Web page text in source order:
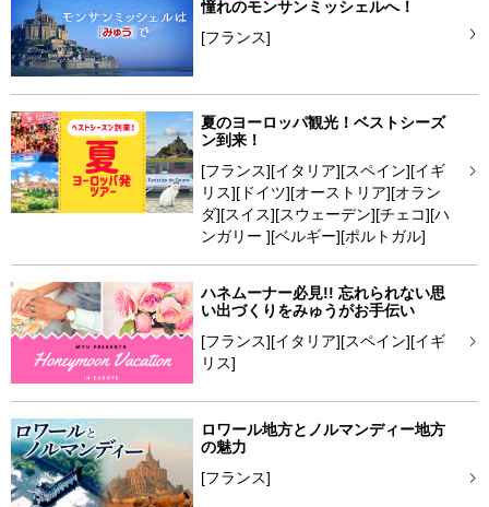
憧れのモンサンミッシェルへ！
[フランス]
夏のヨーロッパ観光！ベストシーズ
ン到来！
[フランス][イタリア][スペイン][イギ
リス][ドイツ][オーストリア][オラン
ダ][スイス][スウェーデン][チェコ][ハ
ンガリー ][ベルギー][ポルトガル]
ハネムーナー必見!! 忘れられない思
い出づくりをみゅうがお手伝い
[フランス][イタリア][スペイン][イギ
リス]
ロワール地方とノルマンディー地方
の魅力
[フランス]